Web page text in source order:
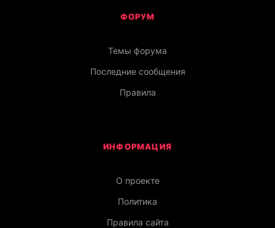
ФОРУМ
Темы форума
Последние сообщения
Правила
ИНФОРМАЦИЯ
О проекте
Политика
Правила сайта